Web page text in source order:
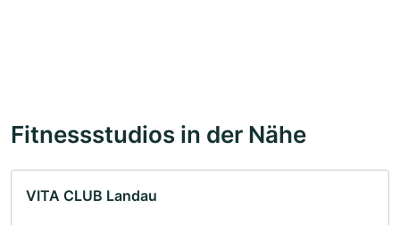
Fitnessstudios in der Nähe
VITA CLUB Landau